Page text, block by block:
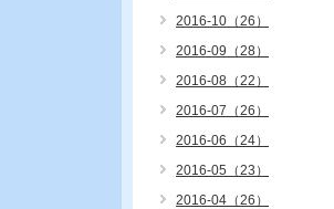
2016-10（26）
2016-09（28）
2016-08（22）
2016-07（26）
2016-06（24）
2016-05（23）
2016-04（26）